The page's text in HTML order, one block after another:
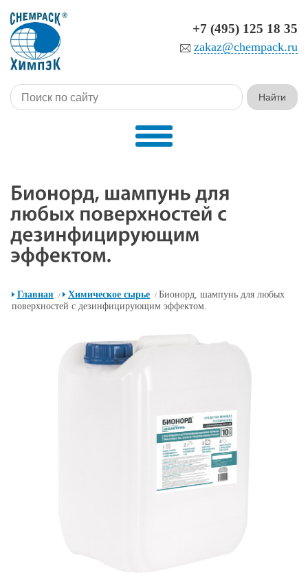
+7 (495) 125 18 35
zakaz@chempack.ru
Главная / Химическое сырье / Бионорд, шампунь для любых
поверхностей с дезинфицирующим эффектом.